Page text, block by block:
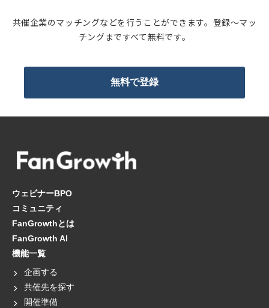
共催企業のマッチングなどを行うことができます。登録〜マッ
チングまですべて無料です。
無料で登録
ウェビナーBPO
コミュニティ
FanGrowthとは
FanGrowth AI
機能一覧
企画する
共催先を探す
開催準備